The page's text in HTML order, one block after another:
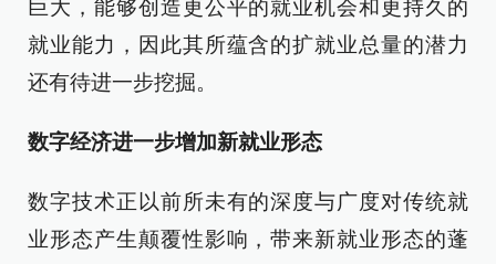
巨大，能够创造更公平的就业机会和更持久的
就业能力，因此其所蕴含的扩就业总量的潜力
还有待进一步挖掘。
数字经济进一步增加新就业形态
数字技术正以前所未有的深度与广度对传统就
业形态产生颠覆性影响，带来新就业形态的蓬